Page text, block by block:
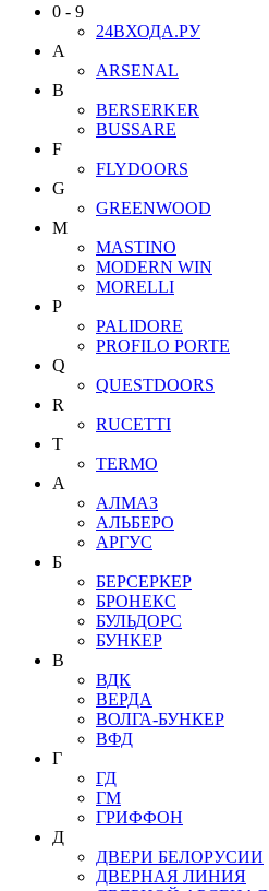
0 - 9
24ВХОДА.РУ
A
ARSENAL
B
BERSERKER
BUSSARE
F
FLYDOORS
G
GREENWOOD
M
MASTINO
MODERN WIN
MORELLI
P
PALIDORE
PROFILO PORTE
Q
QUESTDOORS
R
RUCETTI
T
TERMO
А
АЛМАЗ
АЛЬБЕРО
АРГУС
Б
БЕРСЕРКЕР
БРОНЕКС
БУЛЬДОРС
БУНКЕР
В
ВДК
ВЕРДА
ВОЛГА-БУНКЕР
ВФД
Г
ГД
ГМ
ГРИФФОН
Д
ДВЕРИ БЕЛОРУСИИ
ДВЕРНАЯ ЛИНИЯ